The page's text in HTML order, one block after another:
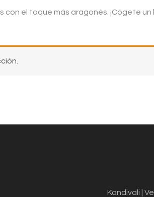
el toque más aragonés. ¡Cógete
Kandivali |